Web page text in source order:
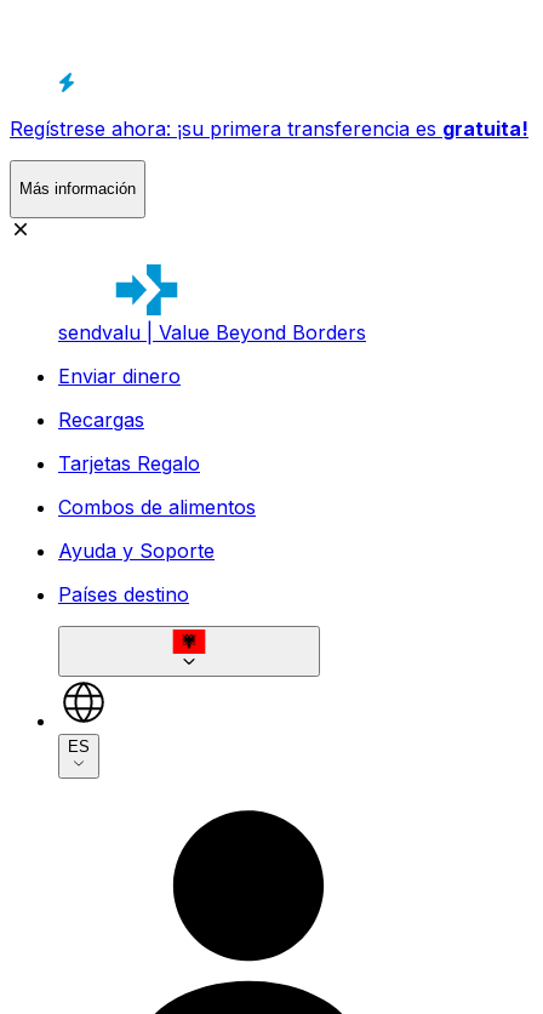
Regístrese ahora: ¡su primera transferencia es gratuita!
Más información
sendvalu | Value Beyond Borders
Enviar dinero
Recargas
Tarjetas Regalo
Combos de alimentos
Ayuda y Soporte
Países destino
ES